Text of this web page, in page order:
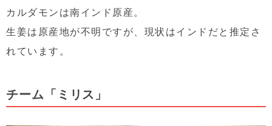
カルダモンは南インド原産。
生姜は原産地が不明ですが、現状はインドだと推定さ
れています。
チーム「ミリス」